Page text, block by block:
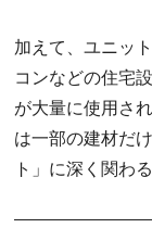
加えて、ユニッ
コンなどの住宅
が大量に使用さ
は一部の建材だ
ト」に深く関わ